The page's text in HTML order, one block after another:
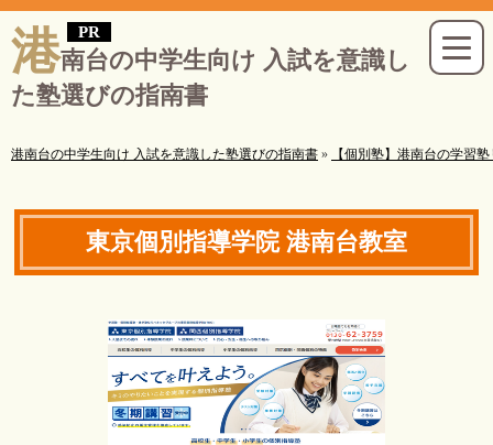
港南台の中学生向け 入試を意識し
た塾選びの指南書
港南台の中学生向け 入試を意識した塾選びの指南書 » 【個別塾】港南台の学習
東京個別指導学院 港南台教室